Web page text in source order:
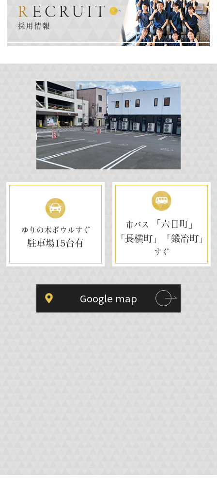
RECRUIT
採用情報
Google map
ゆりの木ボウルすぐ
駐車場15台有
市バス
「六日町」
「長横町」「鍛冶町」
すぐ